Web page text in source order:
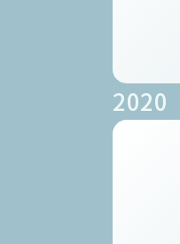
2020